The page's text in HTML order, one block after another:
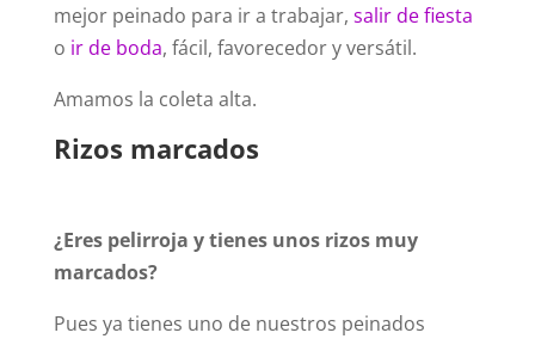
mejor peinado para ir a trabajar, salir de fiesta
o ir de boda, fácil, favorecedor y versátil.
Amamos la coleta alta.
Rizos marcados
¿Eres pelirroja y tienes unos rizos muy
marcados?
Pues ya tienes uno de nuestros peinados